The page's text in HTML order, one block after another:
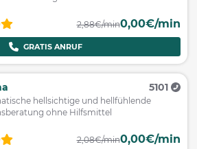
2,88€/min0,00€/min
GRATIS ANRUF
5101
hellsichtige und hellfühlende
ohne Hilfsmittel
2,08€/min0,00€/min